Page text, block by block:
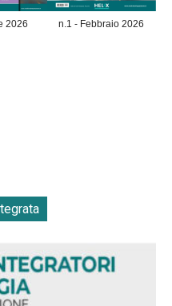
2026 n.1 - Febbraio 2026